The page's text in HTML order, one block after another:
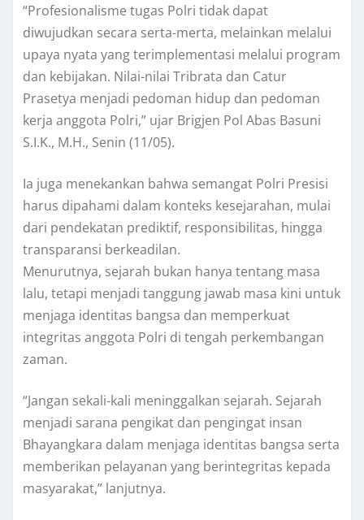
“Profesionalisme tugas Polri tidak dapat
diwujudkan secara serta-merta, melainkan melalui
upaya nyata yang terimplementasi melalui program
dan kebijakan. Nilai-nilai Tribrata dan Catur
Prasetya menjadi pedoman hidup dan pedoman
kerja anggota Polri,” ujar Brigjen Pol Abas Basuni
S.I.K., M.H., Senin (11/05).
Ia juga menekankan bahwa semangat Polri Presisi
harus dipahami dalam konteks kesejarahan, mulai
dari pendekatan prediktif, responsibilitas, hingga
transparansi berkeadilan.
Menurutnya, sejarah bukan hanya tentang masa
lalu, tetapi menjadi tanggung jawab masa kini untuk
menjaga identitas bangsa dan memperkuat
integritas anggota Polri di tengah perkembangan
zaman.
“Jangan sekali-kali meninggalkan sejarah. Sejarah
menjadi sarana pengikat dan pengingat insan
Bhayangkara dalam menjaga identitas bangsa serta
memberikan pelayanan yang berintegritas kepada
masyarakat,” lanjutnya.